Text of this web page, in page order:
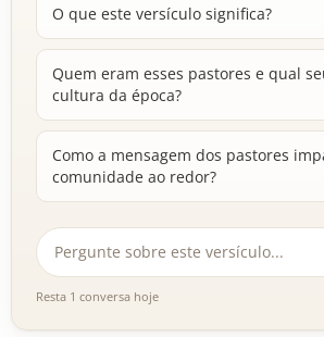
O que este versículo significa?
Quem eram esses pastores e qual
cultura da época?
Como a mensagem dos pastores
comunidade ao redor?
Resta 1 conversa hoje